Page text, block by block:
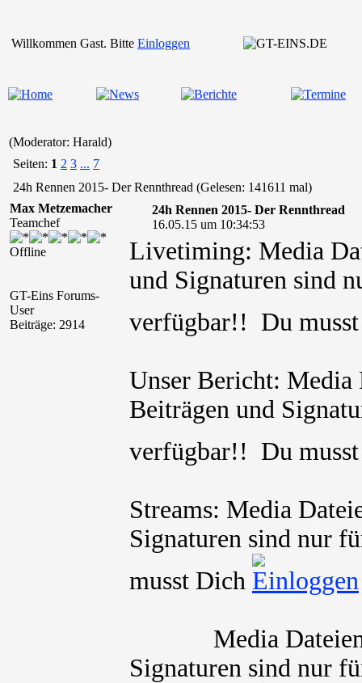
Willkommen Gast. Bitte Einloggen
(Moderator: Harald)
Seiten: 1 2 3 ... 7
24h Rennen 2015- Der Rennthread (Gelesen: 141611 mal)
Max Metzemacher
Teamchef
Offline
GT-Eins Forums-
User
Beiträge: 2914
24h Rennen 2015- Der Rennthread
16.05.15 um 10:34:53
Livetiming: Media
und Signaturen sind
verfügbar!! Du
Unser Bericht:
Beiträgen und
verfügbar!! Du
Streams: Media
Signaturen sind nur
musst Dich
Media Dateien
Signaturen sind nur